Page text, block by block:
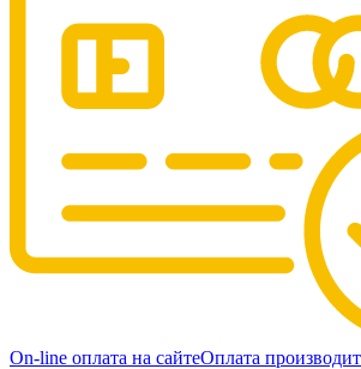
On-line оплата на сайтеОплата